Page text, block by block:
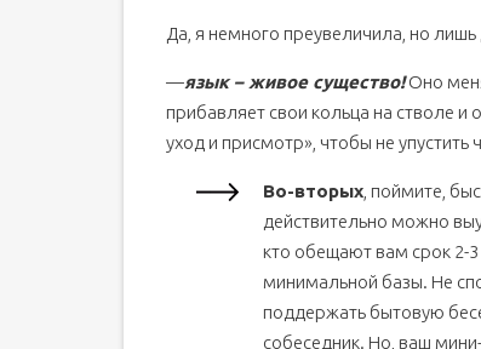
Да, я немного преувеличила, но
—язык – живое существо!Оно
прибавляет свои кольца на стволе
уход и присмотр», чтобы не упустить
Во-вторых , поймите,
действительно можно
кто обещают вам срок 2-
минимальной базы. Не
поддержать бытовую
собеседник. Но, ваш